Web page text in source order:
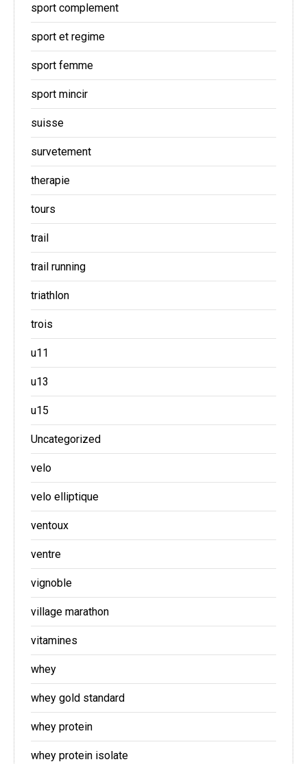
sport complement
sport et regime
sport femme
sport mincir
suisse
survetement
therapie
tours
trail
trail running
triathlon
trois
u11
u13
u15
Uncategorized
velo
velo elliptique
ventoux
ventre
vignoble
village marathon
vitamines
whey
whey gold standard
whey protein
whey protein isolate